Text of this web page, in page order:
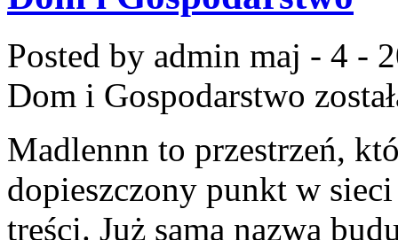
Posted by admin maj - 4 -
Dom i Gospodarstwo
Madlennn to przestrzeń,
dopieszczony punkt w
treści. Już sama nazwa